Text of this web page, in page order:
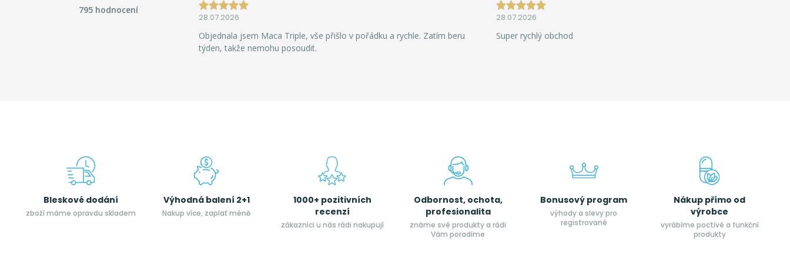
795 hodnocení
28.07.2026
Objednala jsem Maca Triple, vše přišlo v pořádku a rychle. Zatím beru
týden, takže nemohu posoudit.
28.07.2026
Super rychlý obchod
Bleskové dodání
zboží máme opravdu skladem
Výhodná balení 2+1
Nakup více, zaplať méně
1000+ pozitivních
recenzí
zákazníci u nás rádi nakupují
Odbornost, ochota,
profesionalita
známe své produkty a rádi
Vám poradíme
Bonusový program
výhody a slevy pro
registrované
Nákup přímo od
výrobce
vyrábíme poctívé a funkční
produkty